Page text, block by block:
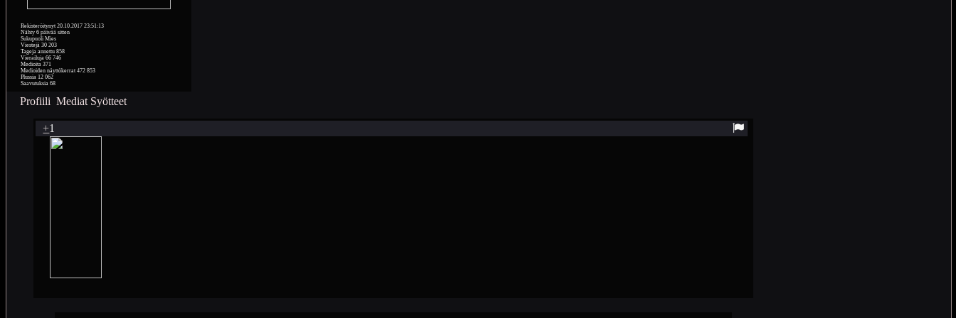
Rekisteröitynyt 20.10.2017 23:51:13
Nähty 6 päivää sitten
Sukupuoli Mies
Viestejä 30 203
Tageja annettu 858
Vierailuja 66 746
Medioita 371
Medioiden näyttökerrat 472 853
Plussia 12 062
Saavutuksia 68
Profiili Mediat Syötteet
+1